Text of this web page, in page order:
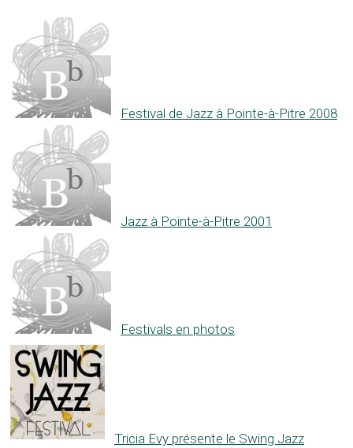
Festival de Jazz à Pointe-à-Pitre 2008
Jazz à Pointe-à-Pitre 2001
Festivals en photos
Tricia Evy présente le Swing Jazz